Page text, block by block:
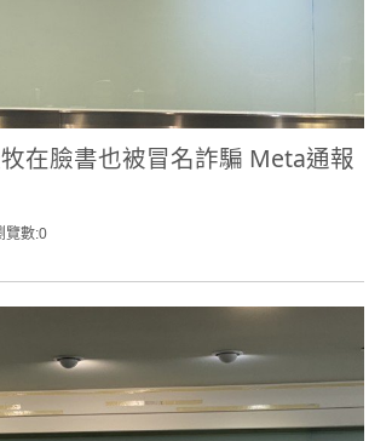
在臉書也被冒名詐騙 Meta通報
覽數:0